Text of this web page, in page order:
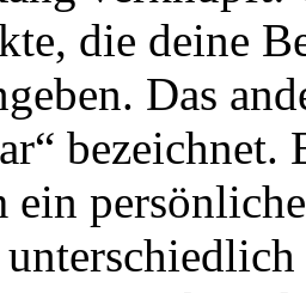
die deine
Das
ein